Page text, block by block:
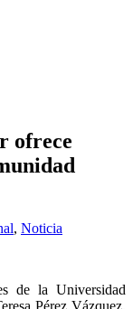
ofrece
, Noticia
de la Universidad
Pérez Vázquez,